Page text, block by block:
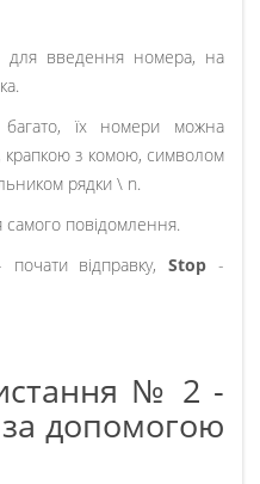
введення номера, на
їх номери можна
крапкою з комою, символом
рядки \ n.
повідомлення.
почати відправку,Stop -
№ 2 -
за допомогою